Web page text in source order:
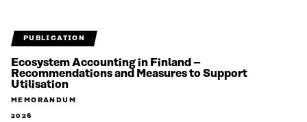
PUBLICATION
Ecosystem Accounting in Finland –
Recommendations and Measures to Support
Utilisation
MEMORANDUM
2026